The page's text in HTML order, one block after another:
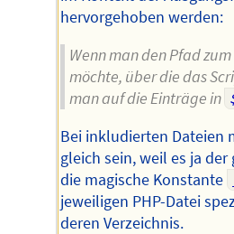
hervorgehoben werden:
Wenn man den Pfad
möchte, über die das
man auf die Einträge in
Bei inkludierten Dateien
gleich sein, weil es ja
die magische Konstante
jeweiligen PHP-Datei
deren Verzeichnis.